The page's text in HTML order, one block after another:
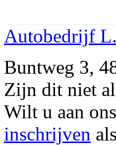
Autobedrijf
Buntweg 3,
Zijn dit niet
Wilt u aan ons
inschrijven